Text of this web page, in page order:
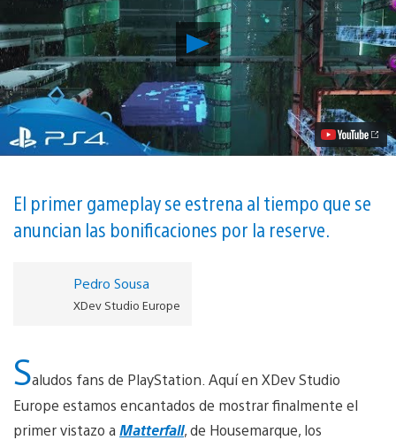
Reproducir
E3
2017
|
Matterfall
–
El
explosivo
Housemarque
para
PS4
llega
El primer gameplay se estrena al tiempo que se
anuncian las bonificaciones por la reserve.
Pedro Sousa
XDev Studio Europe
Saludos fans de PlayStation. Aquí en XDev Studio
Europe estamos encantados de mostrar finalmente el
primer vistazo a Matterfall, de Housemarque, los